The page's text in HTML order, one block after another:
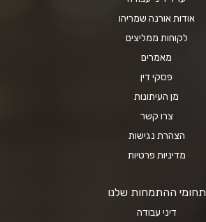
אודות אורנה שמריהו
לקוחות ממליצים
מאמרים
פסקי דין
מן העיתונות
צרו קשר
הצהרת נגישות
מדיניות פרטיות
תחומי ההתמחות שלנו
דיני עבודה